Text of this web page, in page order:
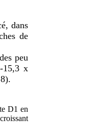
dans
de
peu
15,3 x
D1 en
croissant